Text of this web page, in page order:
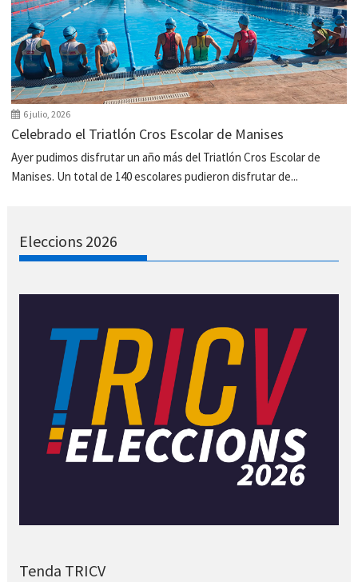
6 julio, 2026
Celebrado el Triatlón Cros Escolar de Manises
Ayer pudimos disfrutar un año más del Triatlón Cros Escolar de
Manises. Un total de 140 escolares pudieron disfrutar de...
Eleccions 2026
Tenda TRICV